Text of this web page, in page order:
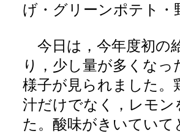
げ・グリーンポテト・
今日は，今年度初の
り，少し量が多くな
様子が見られました。
汁だけでなく，レモ
た。酸味がきいてい